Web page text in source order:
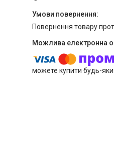
повернення товару
можете купити будь-